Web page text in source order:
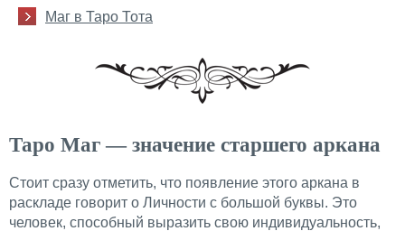
Маг в Таро Тота
Таро Маг — значение старшего аркана
Стоит сразу отметить, что появление этого аркана в
раскладе говорит о Личности с большой буквы. Это
человек, способный выразить свою индивидуальность,